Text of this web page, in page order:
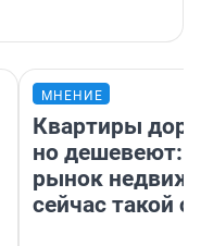
МНЕНИЕ
Квартиры
но дешевеют:
рынок
сейчас такой